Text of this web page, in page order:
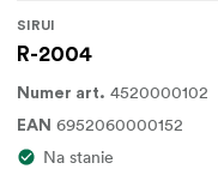
SIRUI
R-2004
Numer art. 4520000102
EAN 6952060000152
Na stanie